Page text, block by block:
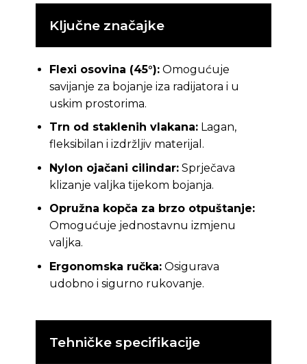
Ključne značajke
Flexi osovina (45°):Omogućuje
savijanje za bojanje iza radijatora i u
uskim prostorima.
Trn od staklenih vlakana:Lagan,
fleksibilan i izdržljiv materijal.
Nylon ojačani cilindar:Sprječava
klizanje valjka tijekom bojanja.
Opružna kopča za brzo otpuštanje:
Omogućuje jednostavnu izmjenu
valjka.
Ergonomska ručka:Osigurava
udobno i sigurno rukovanje.
Tehničke specifikacije